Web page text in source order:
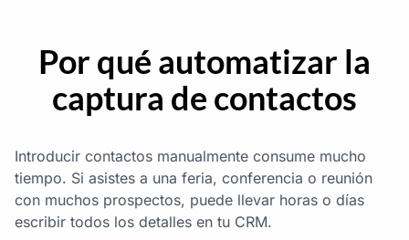
Por qué automatizar la
captura de contactos
Introducir contactos manualmente consume mucho
tiempo. Si asistes a una feria, conferencia o reunión
con muchos prospectos, puede llevar horas o días
escribir todos los detalles en tu CRM.